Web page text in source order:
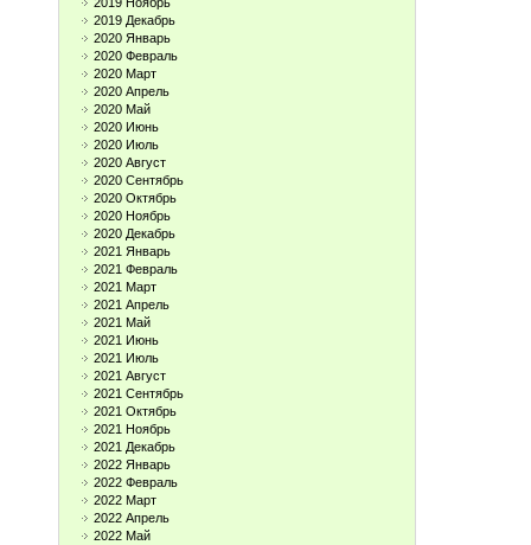
2019 Декабрь
2020 Январь
2020 Февраль
2020 Март
2020 Апрель
2020 Май
2020 Июнь
2020 Июль
2020 Август
2020 Сентябрь
2020 Октябрь
2020 Ноябрь
2020 Декабрь
2021 Январь
2021 Февраль
2021 Март
2021 Апрель
2021 Май
2021 Июнь
2021 Июль
2021 Август
2021 Сентябрь
2021 Октябрь
2021 Ноябрь
2021 Декабрь
2022 Январь
2022 Февраль
2022 Март
2022 Апрель
2022 Май